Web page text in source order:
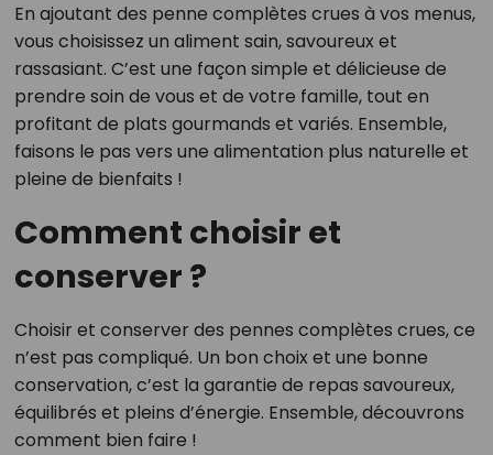
En ajoutant des penne complètes crues à vos menus,
vous choisissez un aliment sain, savoureux et
rassasiant. C’est une façon simple et délicieuse de
prendre soin de vous et de votre famille, tout en
profitant de plats gourmands et variés. Ensemble,
faisons le pas vers une alimentation plus naturelle et
pleine de bienfaits !
Comment choisir et
conserver ?
Choisir et conserver des pennes complètes crues, ce
n’est pas compliqué. Un bon choix et une bonne
conservation, c’est la garantie de repas savoureux,
équilibrés et pleins d’énergie. Ensemble, découvrons
comment bien faire !